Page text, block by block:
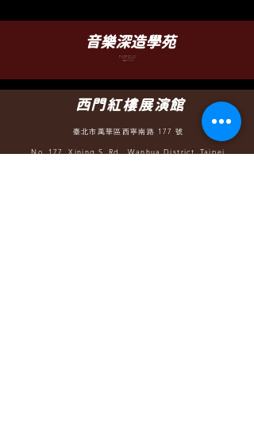
​音樂深造學苑
西門紅樓展演館
臺北市萬華區西寧南路 177 號
No. 177, Xining S. Rd., Wanhua District, Taipei